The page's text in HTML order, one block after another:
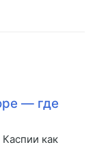
— где
как